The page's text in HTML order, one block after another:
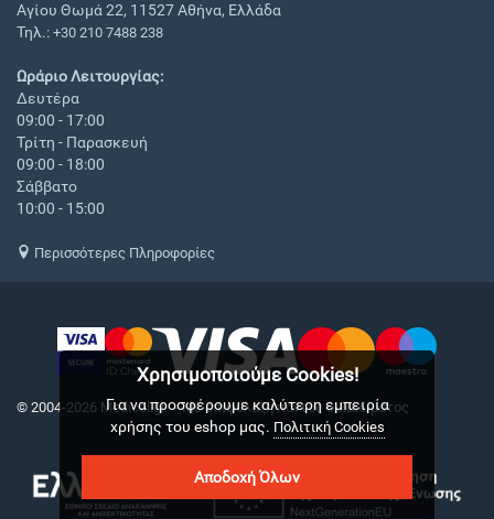
Αγίου Θωμά 22, 11527 Αθήνα, Ελλάδα
Τηλ.: +30 210 7488 238
Ωράριο Λειτουργίας:
Δευτέρα
09:00 - 17:00
Τρίτη - Παρασκευή
09:00 - 18:00
Σάββατο
10:00 - 15:00
Περισσότερες Πληροφορίες
© 2004-2026 Medical.gr. - Με επιφύλαξη παντός δικαιώματος
Χρησιμοποιούμε Cookies!
Για να προσφέρουμε καλύτερη εμπειρία
χρήσης του eshop μας. Πολιτική Cookies
Αποδοχή Όλων